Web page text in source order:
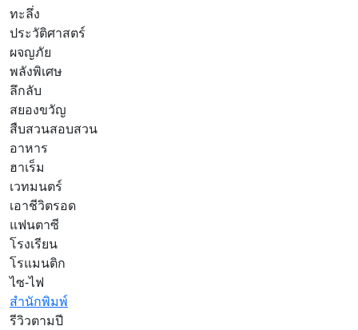
ทะลึ่ง
ประวัติศาสตร์
ผจญภัย
พลังพิเศษ
ลึกลับ
สยองขวัญ
สืบสวนสอบสวน
อาหาร
ฮาเร็ม
เวทมนตร์
เอาชีวิตรอด
แฟนตาซี
โรงเรียน
โรแมนติก
ไซ-ไฟ
สำนักพิมพ์
รีวิวตามปี